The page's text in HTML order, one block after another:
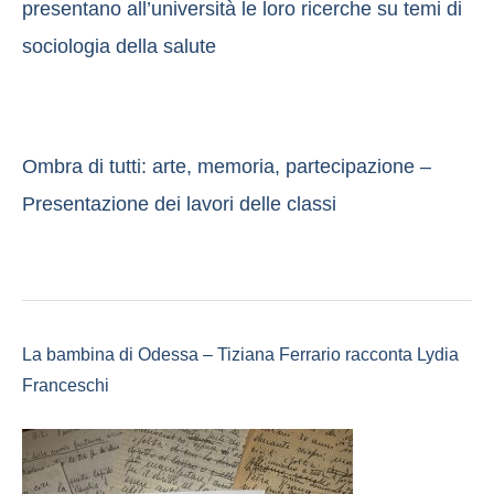
presentano all’università le loro ricerche su temi di
sociologia della salute
Ombra di tutti: arte, memoria, partecipazione –
Presentazione dei lavori delle classi
La bambina di Odessa – Tiziana Ferrario racconta Lydia
Franceschi